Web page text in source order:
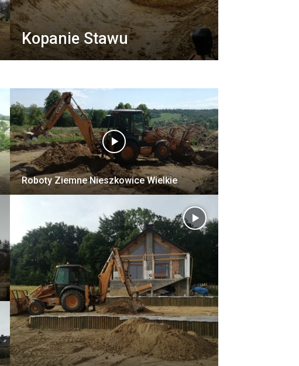
Kopanie Stawu
Roboty Ziemne Nieszkowice Wielkie